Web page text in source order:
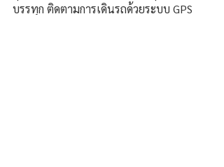
บรรทุก ติดตามการเดินรถด้วยระบบ GPS